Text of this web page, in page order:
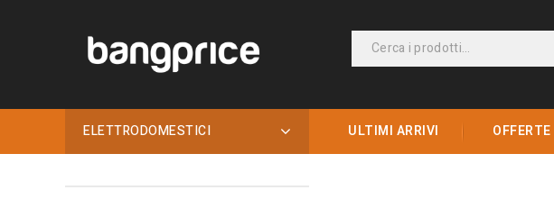
ELETTRODOMESTICI ULTIMI ARRIVI OFFERTE